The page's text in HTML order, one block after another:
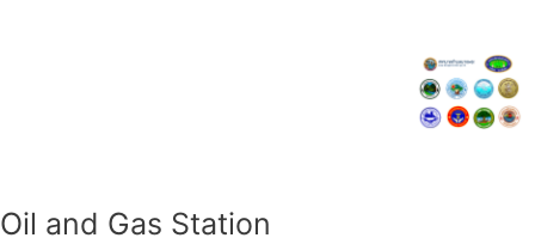
Oil and Gas Station